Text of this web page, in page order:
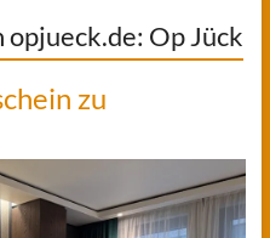
Op Jück
zu